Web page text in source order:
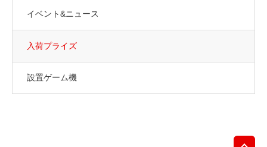
イベント&ニュース
入荷プライズ
設置ゲーム機